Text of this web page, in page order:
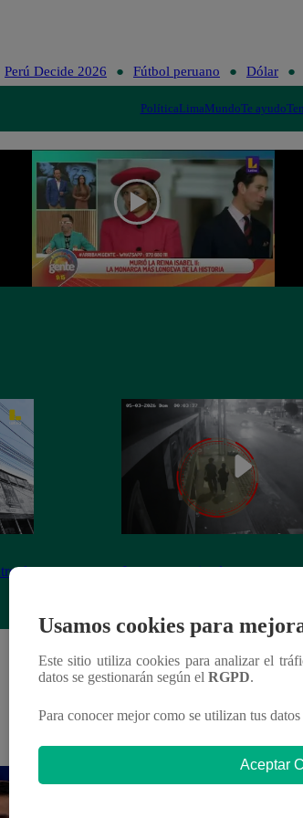
Perú Decide 2026 Fútbol peruano Dólar
PolíticaLimaMundoTe ayudo
de
Joven es asesinada por su
Usamos cookies para
Este sitio utiliza cookies para analizar el
datos se gestionarán según el RGPD.
Para conocer mejor como se utilizan tus
Aceptar